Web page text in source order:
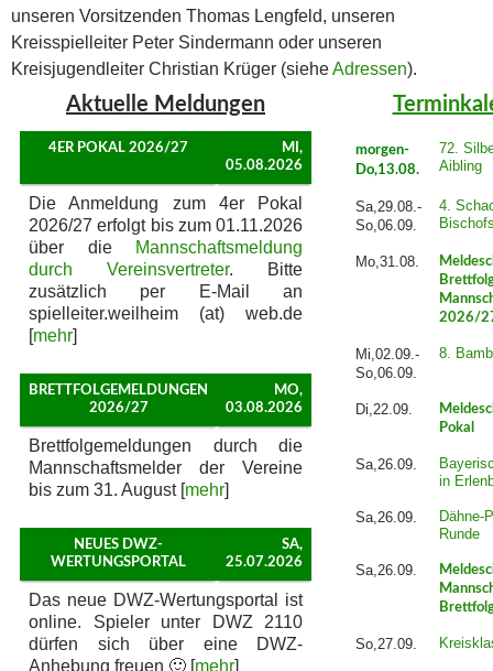
unseren Vorsitzenden Thomas Lengfeld, unseren
Kreisspielleiter Peter Sindermann oder unseren
Kreisjugendleiter Christian Krüger (sieheAdressen).
Aktuelle Meldungen
4ER POKAL 2026/27
MI,
05.08.2026
Die Anmeldung zum 4er Pokal
2026/27 erfolgt bis zum 01.11.2026
über die
Mannschaftsmeldung
durch Vereinsvertreter. Bitte
zusätzlich per E-Mail an
spielleiter.weilheim (at) web.de
[mehr]
BRETTFOLGEMELDUNGEN
2026/27
MO,
03.08.2026
Brettfolgemeldungen durch die
Mannschaftsmelder der Vereine
bis zum 31. August [mehr]
NEUES DWZ-
WERTUNGSPORTAL
SA,
25.07.2026
Das neue DWZ-Wertungsportal ist
online. Spieler unter DWZ 2110
dürfen sich über eine DWZ-
Anhebung freuen 🙂 [mehr]
morgen-
Do,13.08.
72.
Aibling
Sa,29.08.-
So,06.09.
4.
Mo,31.08.
2026/
Mi,02.09.-
So,06.09.
8.
Di,22.09.
Pokal
Sa,26.09.
in
Sa,26.09.
Dähne-
Runde
Sa,26.09.
So,27.09.